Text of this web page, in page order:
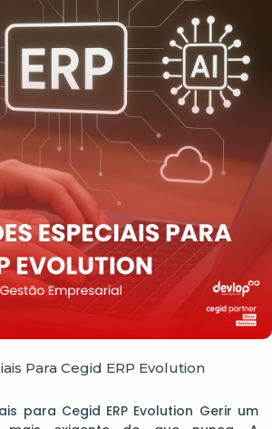
Para Cegid ERP Evolution
para Cegid ERP Evolution Gerir um